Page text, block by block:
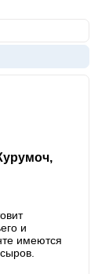
и
имеются